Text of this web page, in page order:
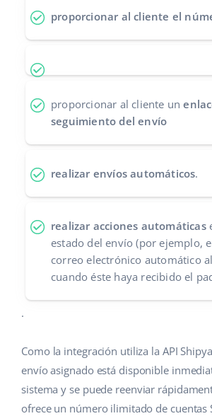
proporcionar al cliente el
proporcionar al cliente un
seguimiento del envío
realizar envíos automáticos.
realizar acciones automáticas
estado del envío (por ejemplo,
correo electrónico automático
cuando éste haya recibido el
.
Como la integración utiliza la API
envío asignado está disponible
sistema y se puede reenviar
ofrece un número ilimitado de cuentas